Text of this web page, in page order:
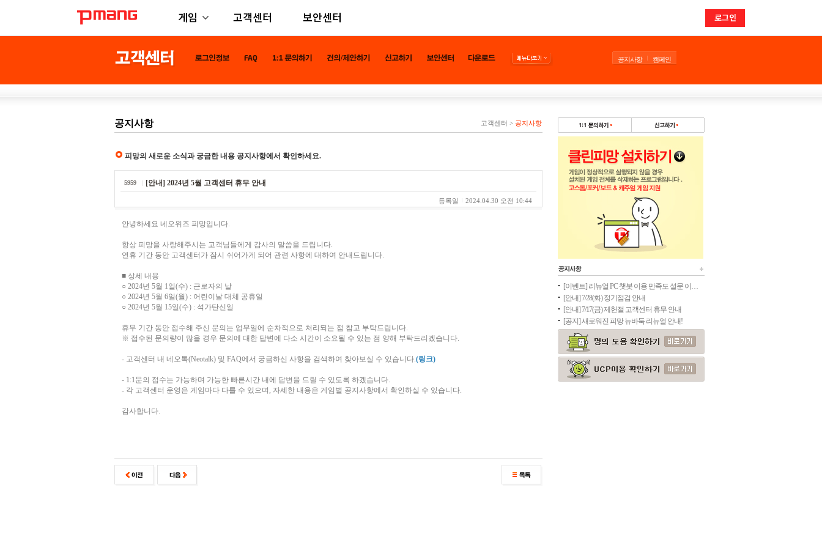
게임 고객센터 보안센터 로그인
공지사항 캠페인
공지사항 고객센터 > 공지사항
피망의 새로운 소식과 궁금한 내용 공지사항에서 확인하세요.
5959 [안내] 2024년 5월 고객센터 휴무 안내
등록일 2024.04.30 오전 10:44
안녕하세요 네오위즈 피망입니다.
항상 피망을 사랑해주시는 고객님들에게 감사의 말씀을 드립니다.
연휴 기간 동안 고객센터가 잠시 쉬어가게 되어 관련 사항에 대하여 안내드립니다.
■ 상세 내용
○ 2024년 5월 1일(수) : 근로자의 날
○ 2024년 5월 6일(월) : 어린이날 대체 공휴일
○ 2024년 5월 15일(수) : 석가탄신일
휴무 기간 동안 접수해 주신 문의는 업무일에 순차적으로 처리되는 점 참고 부탁드립니다.
※ 접수된 문의량이 많을 경우 문의에 대한 답변에 다소 시간이 소요될 수 있는 점 양해 부탁드리겠습니다.
- 고객센터 내 네오톡(Neotalk) 및 FAQ에서 궁금하신 사항을 검색하여 찾아보실 수 있습니다.(링크)
- 1:1문의 접수는 가능하며 가능한 빠른시간 내에 답변을 드릴 수 있도록 하겠습니다.
- 각 고객센터 운영은 게임마다 다를 수 있으며, 자세한 내용은 게임별 공지사항에서 확인하실 수 있습니다.
감사합니다.
[이벤트] 리뉴얼 PC 챗봇 이용 만족도 설문 이벤트(종료)
[안내] 7/28(화) 정기점검 안내
[안내] 7/17(금) 제헌절 고객센터 휴무 안내
[공지] 새로워진 피망 뉴바둑 리뉴얼 안내!